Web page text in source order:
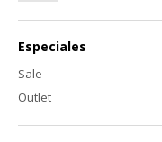
Especiales
Sale
Outlet